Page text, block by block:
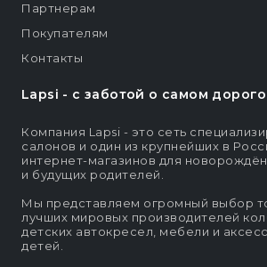
Lapsi - c заботой о самом
Компания Lapsi - это сеть
салонов и один из крупнейших в
интернет-магазинов для
и будущих родителей.
Мы представляем огромный выбор
лучших мировых производителей
детских автокресел, мебели и
детей.
Партнерам
Покупателям
Контакты